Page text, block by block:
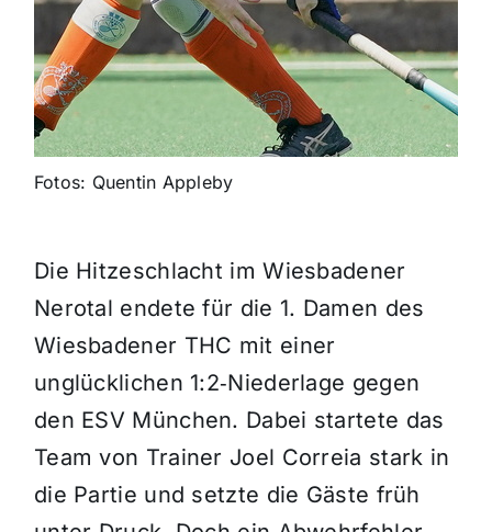
Fotos: Quentin Appleby
Die Hitzeschlacht im Wiesbadener
Nerotal endete für die 1. Damen des
Wiesbadener THC mit einer
unglücklichen 1:2‑Niederlage gegen
den ESV München. Dabei startete das
Team von Trainer Joel Correia stark in
die Partie und setzte die Gäste früh